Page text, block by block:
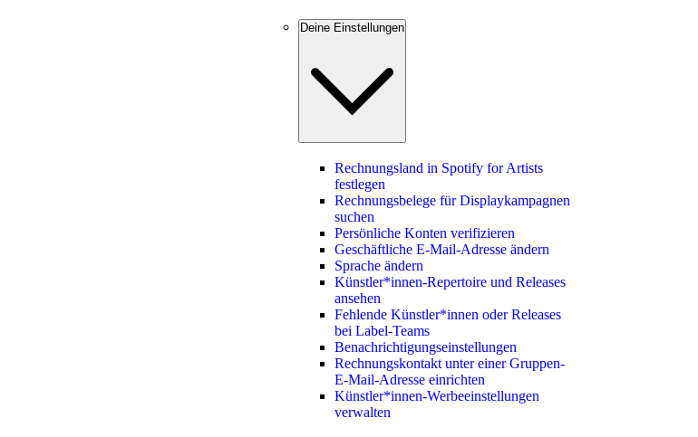
Deine Einstellungen
Rechnungsland in Spotify for Artists
festlegen
Rechnungsbelege für Displaykampagnen
suchen
Persönliche Konten verifizieren
Geschäftliche E-Mail-Adresse ändern
Sprache ändern
Künstler*innen-Repertoire und Releases
ansehen
Fehlende Künstler*innen oder Releases
bei Label-Teams
Benachrichtigungseinstellungen
Rechnungskontakt unter einer Gruppen-
E-Mail-Adresse einrichten
Künstler*innen-Werbeeinstellungen
verwalten